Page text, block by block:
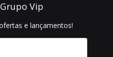
Vip
e lançamentos!